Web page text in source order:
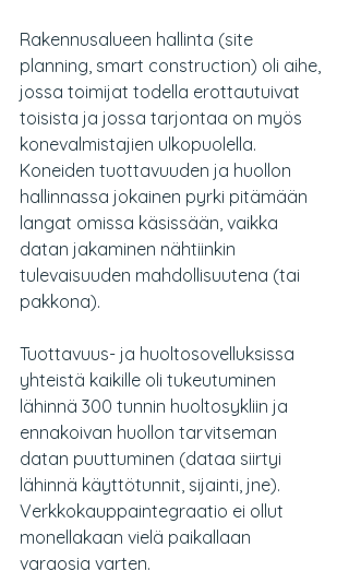
Rakennusalueen hallinta (site
planning, smart construction) oli aihe,
jossa toimijat todella erottautuivat
toisista ja jossa tarjontaa on myös
konevalmistajien ulkopuolella.
Koneiden tuottavuuden ja huollon
hallinnassa jokainen pyrki pitämään
langat omissa käsissään, vaikka
datan jakaminen nähtiinkin
tulevaisuuden mahdollisuutena (tai
pakkona).
Tuottavuus- ja huoltosovelluksissa
yhteistä kaikille oli tukeutuminen
lähinnä 300 tunnin huoltosykliin ja
ennakoivan huollon tarvitseman
datan puuttuminen (dataa siirtyi
lähinnä käyttötunnit, sijainti, jne).
Verkkokauppaintegraatio ei ollut
monellakaan vielä paikallaan
varaosia varten.